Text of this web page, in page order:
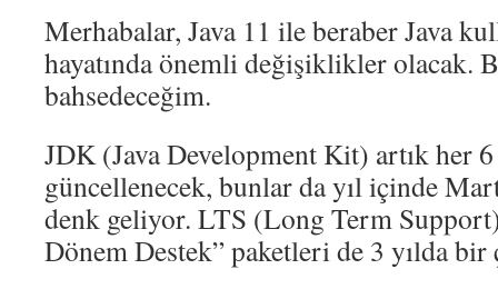
Merhabalar, Java 11 ile beraber Java
hayatında önemli değişiklikler olacak.
bahsedeceğim.
JDK (Java Development Kit) artık her
güncellenecek, bunlar da yıl içinde
denk geliyor. LTS (Long Term
Dönem Destek” paketleri de 3 yılda bir